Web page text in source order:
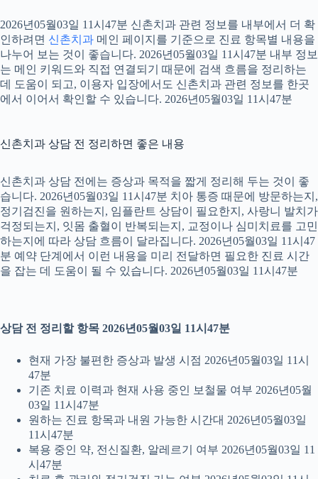
2026년05월03일 11시47분 신촌치과 관련 정보를 내부에서 더 확
인하려면 신촌치과 메인 페이지를 기준으로 진료 항목별 내용을
나누어 보는 것이 좋습니다. 2026년05월03일 11시47분 내부 정보
는 메인 키워드와 직접 연결되기 때문에 검색 흐름을 정리하는
데 도움이 되고, 이용자 입장에서도 신촌치과 관련 정보를 한곳
에서 이어서 확인할 수 있습니다. 2026년05월03일 11시47분
신촌치과 상담 전 정리하면 좋은 내용
신촌치과 상담 전에는 증상과 목적을 짧게 정리해 두는 것이 좋
습니다. 2026년05월03일 11시47분 치아 통증 때문에 방문하는지,
정기검진을 원하는지, 임플란트 상담이 필요한지, 사랑니 발치가
걱정되는지, 잇몸 출혈이 반복되는지, 교정이나 심미치료를 고민
하는지에 따라 상담 흐름이 달라집니다. 2026년05월03일 11시47
분 예약 단계에서 이런 내용을 미리 전달하면 필요한 진료 시간
을 잡는 데 도움이 될 수 있습니다. 2026년05월03일 11시47분
상담 전 정리할 항목 2026년05월03일 11시47분
현재 가장 불편한 증상과 발생 시점 2026년05월03일 11시
47분
기존 치료 이력과 현재 사용 중인 보철물 여부 2026년05월
03일 11시47분
원하는 진료 항목과 내원 가능한 시간대 2026년05월03일
11시47분
복용 중인 약, 전신질환, 알레르기 여부 2026년05월03일 11
시47분